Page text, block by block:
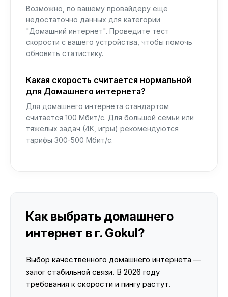
Возможно, по вашему провайдеру еще
недостаточно данных для категории
"Домашний интернет". Проведите тест
скорости с вашего устройства, чтобы помочь
обновить статистику.
Какая скорость считается нормальной
для Домашнего интернета?
Для домашнего интернета стандартом
считается 100 Мбит/с. Для большой семьи или
тяжелых задач (4K, игры) рекомендуются
тарифы 300-500 Мбит/с.
Как выбрать домашнего
интернет в г. Gokul?
Выбор качественного домашнего интернета —
залог стабильной связи. В 2026 году
требования к скорости и пингу растут.